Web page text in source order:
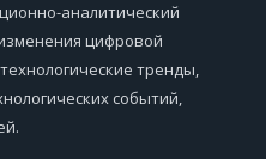
аналитический
цифровой
тренды,
событий,